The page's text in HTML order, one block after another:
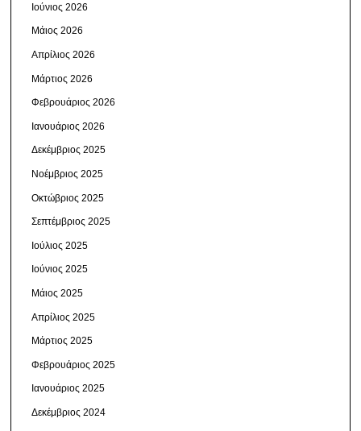
Ιούνιος 2026
Μάιος 2026
Απρίλιος 2026
Μάρτιος 2026
Φεβρουάριος 2026
Ιανουάριος 2026
Δεκέμβριος 2025
Νοέμβριος 2025
Οκτώβριος 2025
Σεπτέμβριος 2025
Ιούλιος 2025
Ιούνιος 2025
Μάιος 2025
Απρίλιος 2025
Μάρτιος 2025
Φεβρουάριος 2025
Ιανουάριος 2025
Δεκέμβριος 2024